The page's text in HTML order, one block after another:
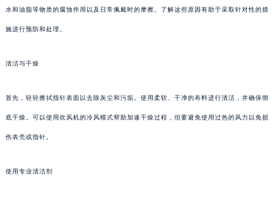
水和油脂等物质的腐蚀作用以及日常佩戴时的摩擦。了解这些原因有助于采取针对性的措
施进行预防和处理。
清洁与干燥
首先，轻轻擦拭指针表面以去除灰尘和污垢。使用柔软、干净的布料进行清洁，并确保彻
底干燥。可以使用吹风机的冷风模式帮助加速干燥过程，但要避免使用过热的风力以免损
伤表壳或指针。
使用专业清洁剂